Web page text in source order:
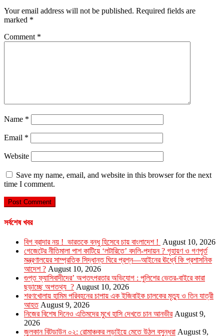
Your email address will not be published. Required fields are
marked *
Comment *
Name *
Email *
Website
Save my name, email, and website in this browser for the next
time I comment.
সর্বশেষ খবর
বিগ ব্রাদার নয় ! ভারতকে বন্ধু হিসেবে চায় বাংলাদেশ ! August 10, 2026
গেজেটের নীতিমালা পাশ কাটিয়ে ‘লটারিতে’ বদলি-পদায়ন ? গৃহায়ণ ও গণপূর্ত
মন্ত্রণালয়ের সাম্প্রতিক সিদ্ধান্ত ঘিরে প্রশ্ন—আইনের ঊর্ধ্বে কি প্রশাসনিক
আদেশ ? August 10, 2026
গুপ্ত ফ্যাসিবাদীদের’ অপতৎপরতার অভিযোগ : পুলিশের ভেতর-বাইরে কারা
ছড়াচ্ছে অপতথ্য ? August 10, 2026
শরণখোলায় হামিম পরিবহনের চাপায় এক ইজিবাইক চালকের মৃত্যু ও তিন যাত্রী
আহত August 9, 2026
নিজের বিশেষ দিনেও এতিমদের মুখে হাসি দেখতে চান আনভীর August 9,
2026
জুলকান বিটডাউন ০২: রোমাঞ্চকর লড়াইয়ে মেতে উঠল বসুন্ধরা August 9,